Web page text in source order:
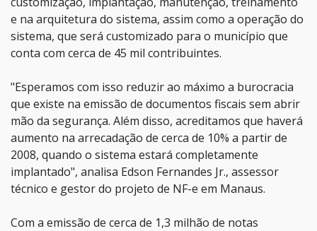
e na arquitetura do sistema, assim como a operação do
sistema, que será customizado para o município que
conta com cerca de 45 mil contribuintes.
"Esperamos com isso reduzir ao máximo a burocracia
que existe na emissão de documentos fiscais sem abrir
mão da segurança. Além disso, acreditamos que haverá
aumento na arrecadação de cerca de 10% a partir de
2008, quando o sistema estará completamente
implantado", analisa Edson Fernandes Jr., assessor
técnico e gestor do projeto de NF-e em Manaus.
Com a emissão de cerca de 1,3 milhão de notas